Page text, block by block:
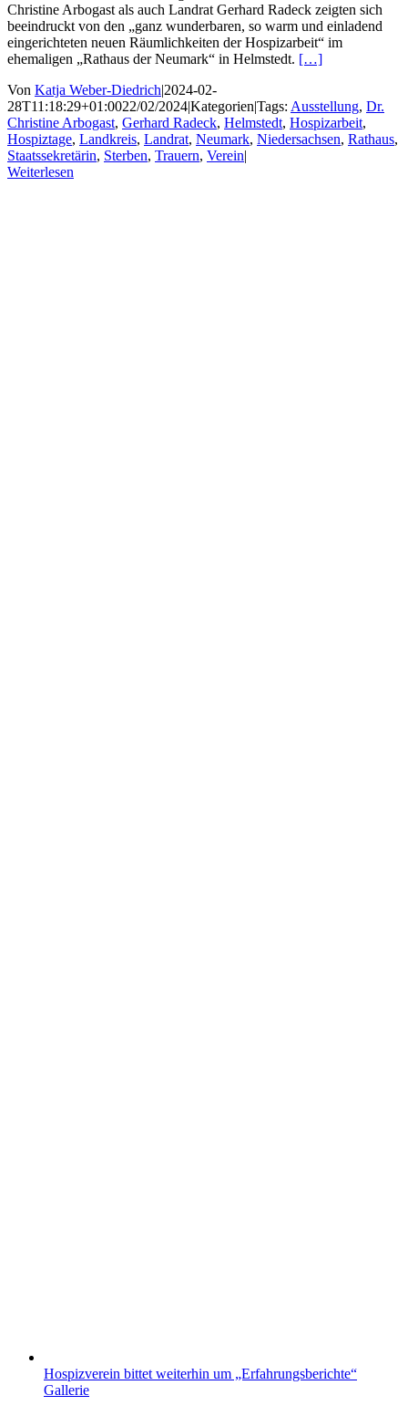
Christine Arbogast als auch Landrat Gerhard Radeck zeigten sich
beeindruckt von den „ganz wunderbaren, so warm und einladend
eingerichteten neuen Räumlichkeiten der Hospizarbeit“ im
ehemaligen „Rathaus der Neumark“ in Helmstedt. […]
Von Katja Weber-Diedrich|2024-02-
28T11:18:29+01:0022/02/2024|Kategorien|Tags: Ausstellung, Dr.
Christine Arbogast, Gerhard Radeck, Helmstedt, Hospizarbeit,
Hospiztage, Landkreis, Landrat, Neumark, Niedersachsen, Rathaus,
Staatssekretärin, Sterben, Trauern, Verein|
Weiterlesen
Hospizverein bittet weiterhin um „Erfahrungsberichte“
Gallerie